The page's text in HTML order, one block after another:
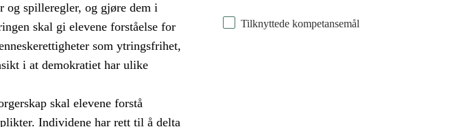
Tilknyttede kompetansemål
og spilleregler, og gjøre dem i
skal gi elevene forståelse for
som ytringsfrihet,
i at demokratiet har ulike
skal elevene forstå
Individene har rett til å delta